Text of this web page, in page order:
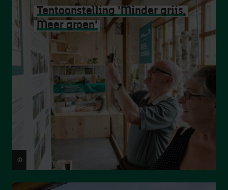
Tentoonstelling 'Minder grijs,
Meer groen'
© Tom Cornille